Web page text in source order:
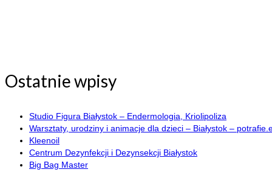
Ostatnie wpisy
Studio Figura Białystok – Endermologia, Kriolipoliza
Warsztaty, urodziny i animacje dla dzieci – Białystok –
Kleenoil
Centrum Dezynfekcji i Dezynsekcji Białystok
Big Bag Master